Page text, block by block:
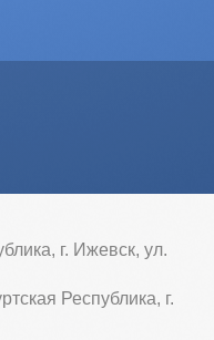
г. Ижевск, ул.
Республика, г.